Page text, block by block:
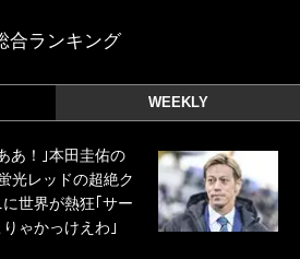
合ランキング
WEEKLY
あ！｣本田圭佑の
光レッドの超絶ク
世界が熱狂｢サー
ゃかっけえわ｣